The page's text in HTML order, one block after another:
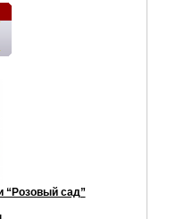
“Розовый сад”